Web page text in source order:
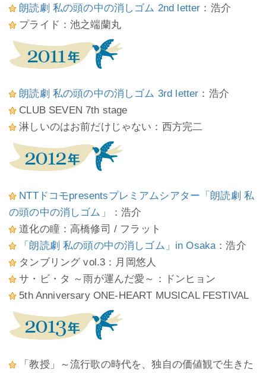
朗読劇 私の頭の中の消しゴム 2nd letter ：浩介
プライド：池之端蘭丸
朗読劇 私の頭の中の消しゴム 3rd letter ：浩介
CLUB SEVEN 7th stage
淋しいのはお前だけじゃない：西方完二
NTTドコモpresentsプレミアムシアター「朗読劇 私
の頭の中の消しゴム」
：浩介
道化の瞳：高橋修司 / フラット
「朗読劇 私の頭の中の消しゴム」in Osaka：浩介
タンブリング vol.3：月岡悠人
サ・ビ・タ ～雨が運んだ愛～：ドンヒョン
5th Anniversary ONE-HEART MUSICAL FESTIVAL
「教授」～流行歌の時代を、独自の価値観で生きた